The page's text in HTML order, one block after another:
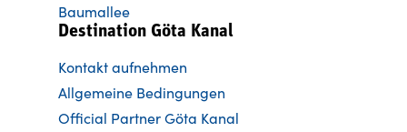
Baumallee
Destination Göta Kanal
Kontakt aufnehmen
Allgemeine Bedingungen
Official Partner Göta Kanal